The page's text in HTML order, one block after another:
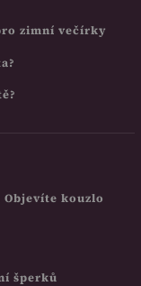
zimní večírky
kouzlo
šperků